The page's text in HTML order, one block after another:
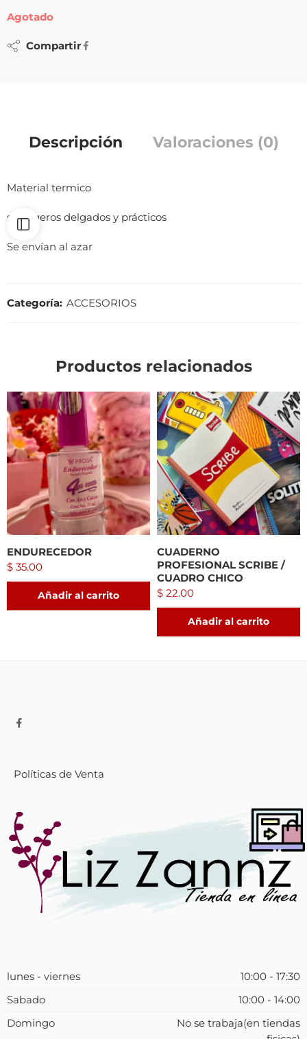
Agotado
Compartir
Descripción Valoraciones (0)
Material termico
son ligeros delgados y prácticos
Se envían al azar
Categoría: ACCESORIOS
Productos relacionados
ENDURECEDOR
$ 35.00
Añadir al carrito
CUADERNO
PROFESIONAL SCRIBE /
CUADRO CHICO
$ 22.00
Añadir al carrito
Políticas de Venta
lunes - viernes
10:00 - 17:30
Sabado
10:00 - 14:00
Domingo
No se trabaja(en tiendas